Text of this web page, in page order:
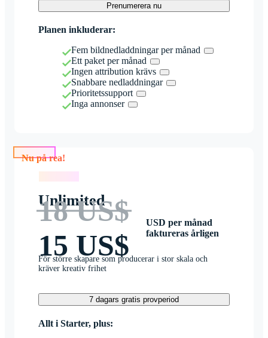
Prenumerera nu
Planen inkluderar:
Fem bildnedladdningar per månad
Ett paket per månad
Ingen attribution krävs
Snabbare nedladdningar
Prioritetssupport
Inga annonser
Nu på rea!
Unlimited
18 US$
15 US$
USD per månad
faktureras årligen
För större skapare som producerar i stor skala och
kräver kreativ frihet
7 dagars gratis provperiod
Allt i Starter, plus: